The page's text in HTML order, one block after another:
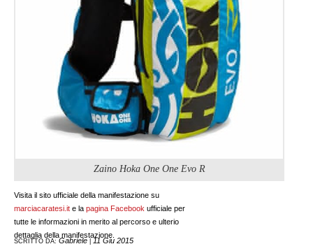
Zaino Hoka One One Evo R
Visita il sito ufficiale della manifestazione su
marciacaratesi.ite lapagina Facebook ufficiale per
tutte le informazioni in merito al percorso e ulterio
dettaglia della manifestazione.
SCRITTO DA: Gabriele 11 Giu 2015